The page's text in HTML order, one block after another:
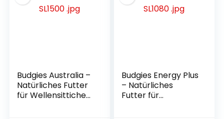
Budgies Australia –
Natürliches Futter
für Wellensittiche
Budgies Energy Plus
– Natürliches
Futter für